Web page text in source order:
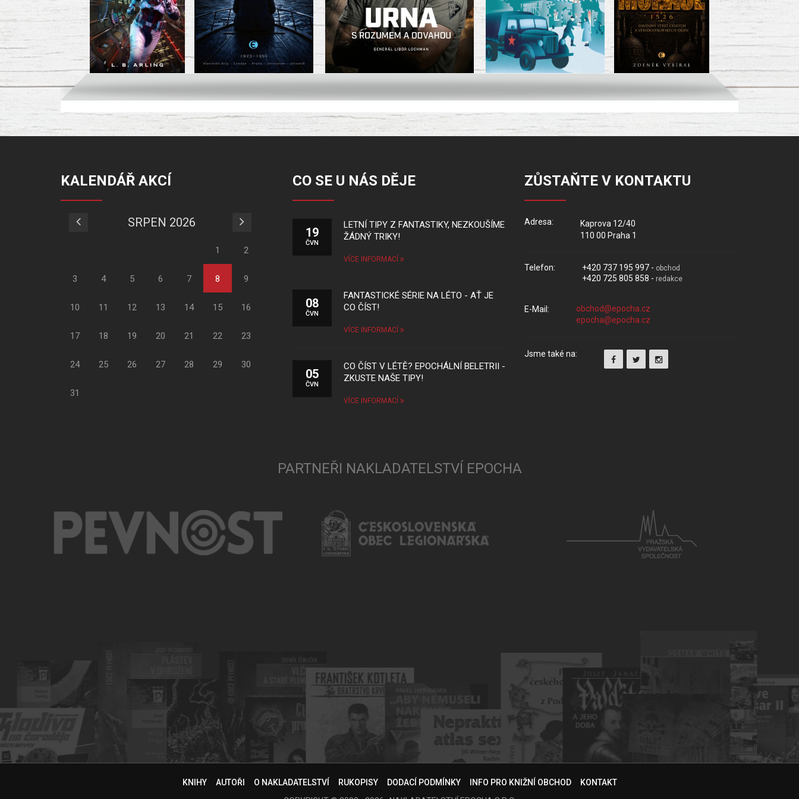
KALENDÁŘ AKCÍ
SRPEN 2026
1 2
3 4 5 6 7 8 9
10 11 12 13 14 15 16
17 18 19 20 21 22 23
24 25 26 27 28 29 30
31
CO SE U NÁS DĚJE
19
ČVN
LETNÍ TIPY Z FANTASTIKY, NEZKOUŠÍME
ŽÁDNÝ TRIKY!
VÍCE INFORMACÍ
08
ČVN
FANTASTICKÉ SÉRIE NA LÉTO - AŤ JE
CO ČÍST!
VÍCE INFORMACÍ
05
ČVN
CO ČÍST V LÉTĚ? EPOCHÁLNÍ BELETRII -
ZKUSTE NAŠE TIPY!
VÍCE INFORMACÍ
ZŮSTAŇTE V KONTAKTU
Adresa:
Kaprova 12/40
110 00 Praha 1
Telefon: +420 737 195 997 - obchod
+420 725 805 858 - redakce
E-Mail:
Jsme také na:
PARTNEŘI NAKLADATELSTVÍ EPOCHA
KNIHY AUTOŘI O NAKLADATELSTVÍ RUKOPISY DODACÍ PODMÍNKY INFO PRO KNIŽNÍ OBCHOD
KONTAKT